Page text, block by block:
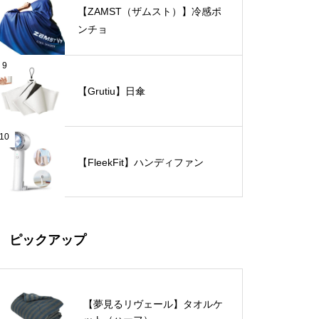
【ZAMST（ザムスト）】冷感ポ
ンチョ
9
【Grutiu】日傘
10
【FleekFit】ハンディファン
ピックアップ
【夢見るリヴェール】タオルケ